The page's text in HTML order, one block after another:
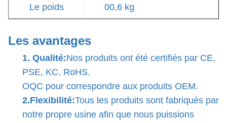
Le poids 00,6 kg
Les avantages
1. Qualité:Nos produits ont été certifiés par CE,
PSE, KC, RoHS.
OQC pour correspondre aux produits OEM.
2.Flexibilité:Tous les produits sont fabriqués par
notre propre usine afin que nous puissions